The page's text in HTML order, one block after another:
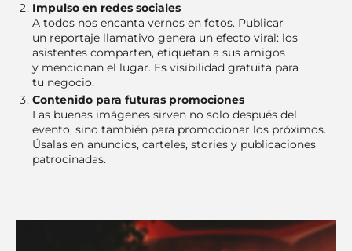
Impulso en redes sociales
A todos nos encanta vernos en fotos. Publicar
un reportaje llamativo genera un efecto viral: los
asistentes comparten, etiquetan a sus amigos
y mencionan el lugar. Es visibilidad gratuita para
tu negocio.
Contenido para futuras promociones
Las buenas imágenes sirven no solo después del
evento, sino también para promocionar los próximos.
Úsalas en anuncios, carteles, stories y publicaciones
patrocinadas.